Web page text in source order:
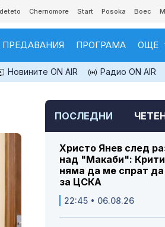
Chernomore Start Posoka Boec
ПРЕДАВАНИЯ ПРОГРАМА ОЩЕ
Новините ON AIR Радио ON AIR
ПОСЛЕДНИ
Христо Янев след
над "Макаби":
няма да ме спрат да
за ЦСКА
22:45 • 06.08.26